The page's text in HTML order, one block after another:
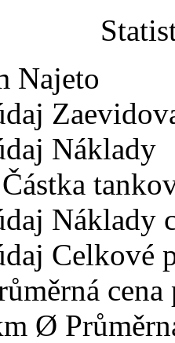
Najeto
Náklady
Částka
Náklady
Celkové
Ø